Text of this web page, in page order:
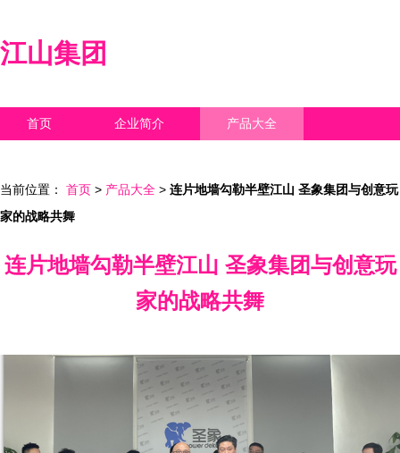
江山集团
首页 企业简介 产品大全
当前位置： 首页 > 产品大全 > 连片地墙勾勒半壁江山 圣象集团与创意玩
家的战略共舞
连片地墙勾勒半壁江山 圣象集团与创意玩
家的战略共舞